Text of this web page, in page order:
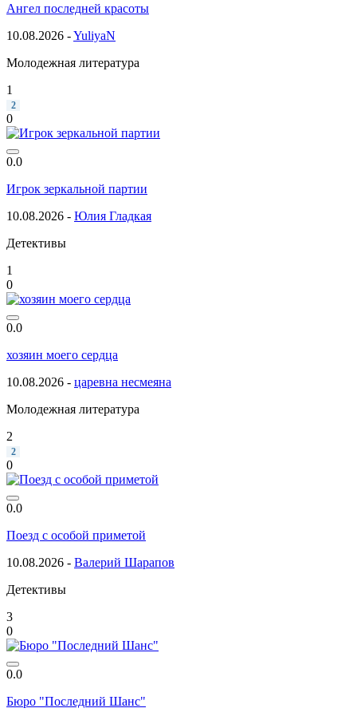
Ангел последней красоты
10.08.2026 -YuliyaN
Молодежная литература
1
2
0
0.0
Игрок зеркальной партии
10.08.2026 - Юлия Гладкая
Детективы
1
0
0.0
хозяин моего сердца
10.08.2026 - царевна несмеяна
Молодежная литература
2
2
0
0.0
Поезд с особой приметой
10.08.2026 - Валерий Шарапов
Детективы
3
0
0.0
Бюро "Последний Шанс"